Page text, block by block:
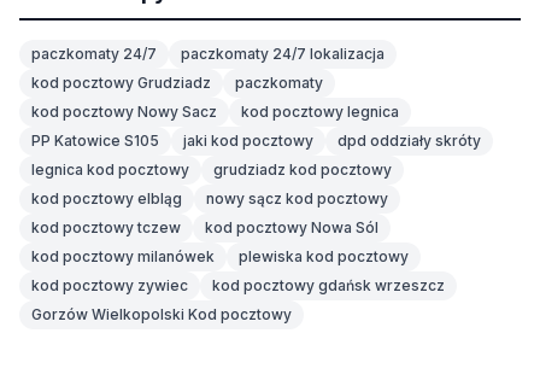
paczkomaty 24/7
paczkomaty 24/7 lokalizacja
kod pocztowy Grudziadz
paczkomaty
kod pocztowy Nowy Sacz
kod pocztowy legnica
PP Katowice S105
jaki kod pocztowy
dpd oddziały skróty
legnica kod pocztowy
grudziadz kod pocztowy
kod pocztowy elbląg
nowy sącz kod pocztowy
kod pocztowy tczew
kod pocztowy Nowa Sól
kod pocztowy milanówek
plewiska kod pocztowy
kod pocztowy zywiec
kod pocztowy gdańsk wrzeszcz
Gorzów Wielkopolski Kod pocztowy